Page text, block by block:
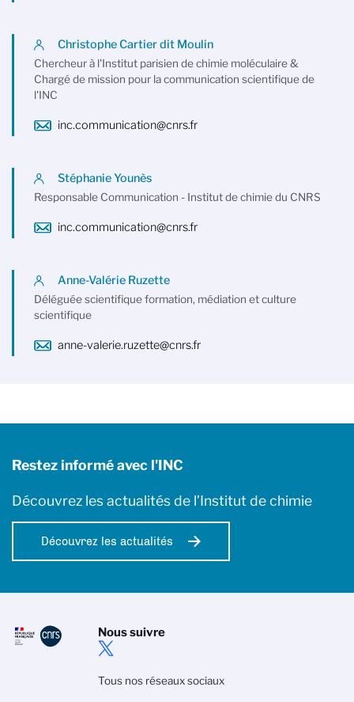
Christophe Cartier dit Moulin
Chercheur à l'Institut parisien de chimie moléculaire &
Chargé de mission pour la communication scientifique de
l'INC
inc.communication@cnrs.fr
Stéphanie Younès
Responsable Communication - Institut de chimie du CNRS
inc.communication@cnrs.fr
Anne-Valérie Ruzette
Déléguée scientifique formation, médiation et culture
scientifique
anne-valerie.ruzette@cnrs.fr
Restez informé avec l'INC
Découvrez les actualités de l’Institut de chimie
Découvrez les actualités
Nous suivre
Tous nos réseaux sociaux